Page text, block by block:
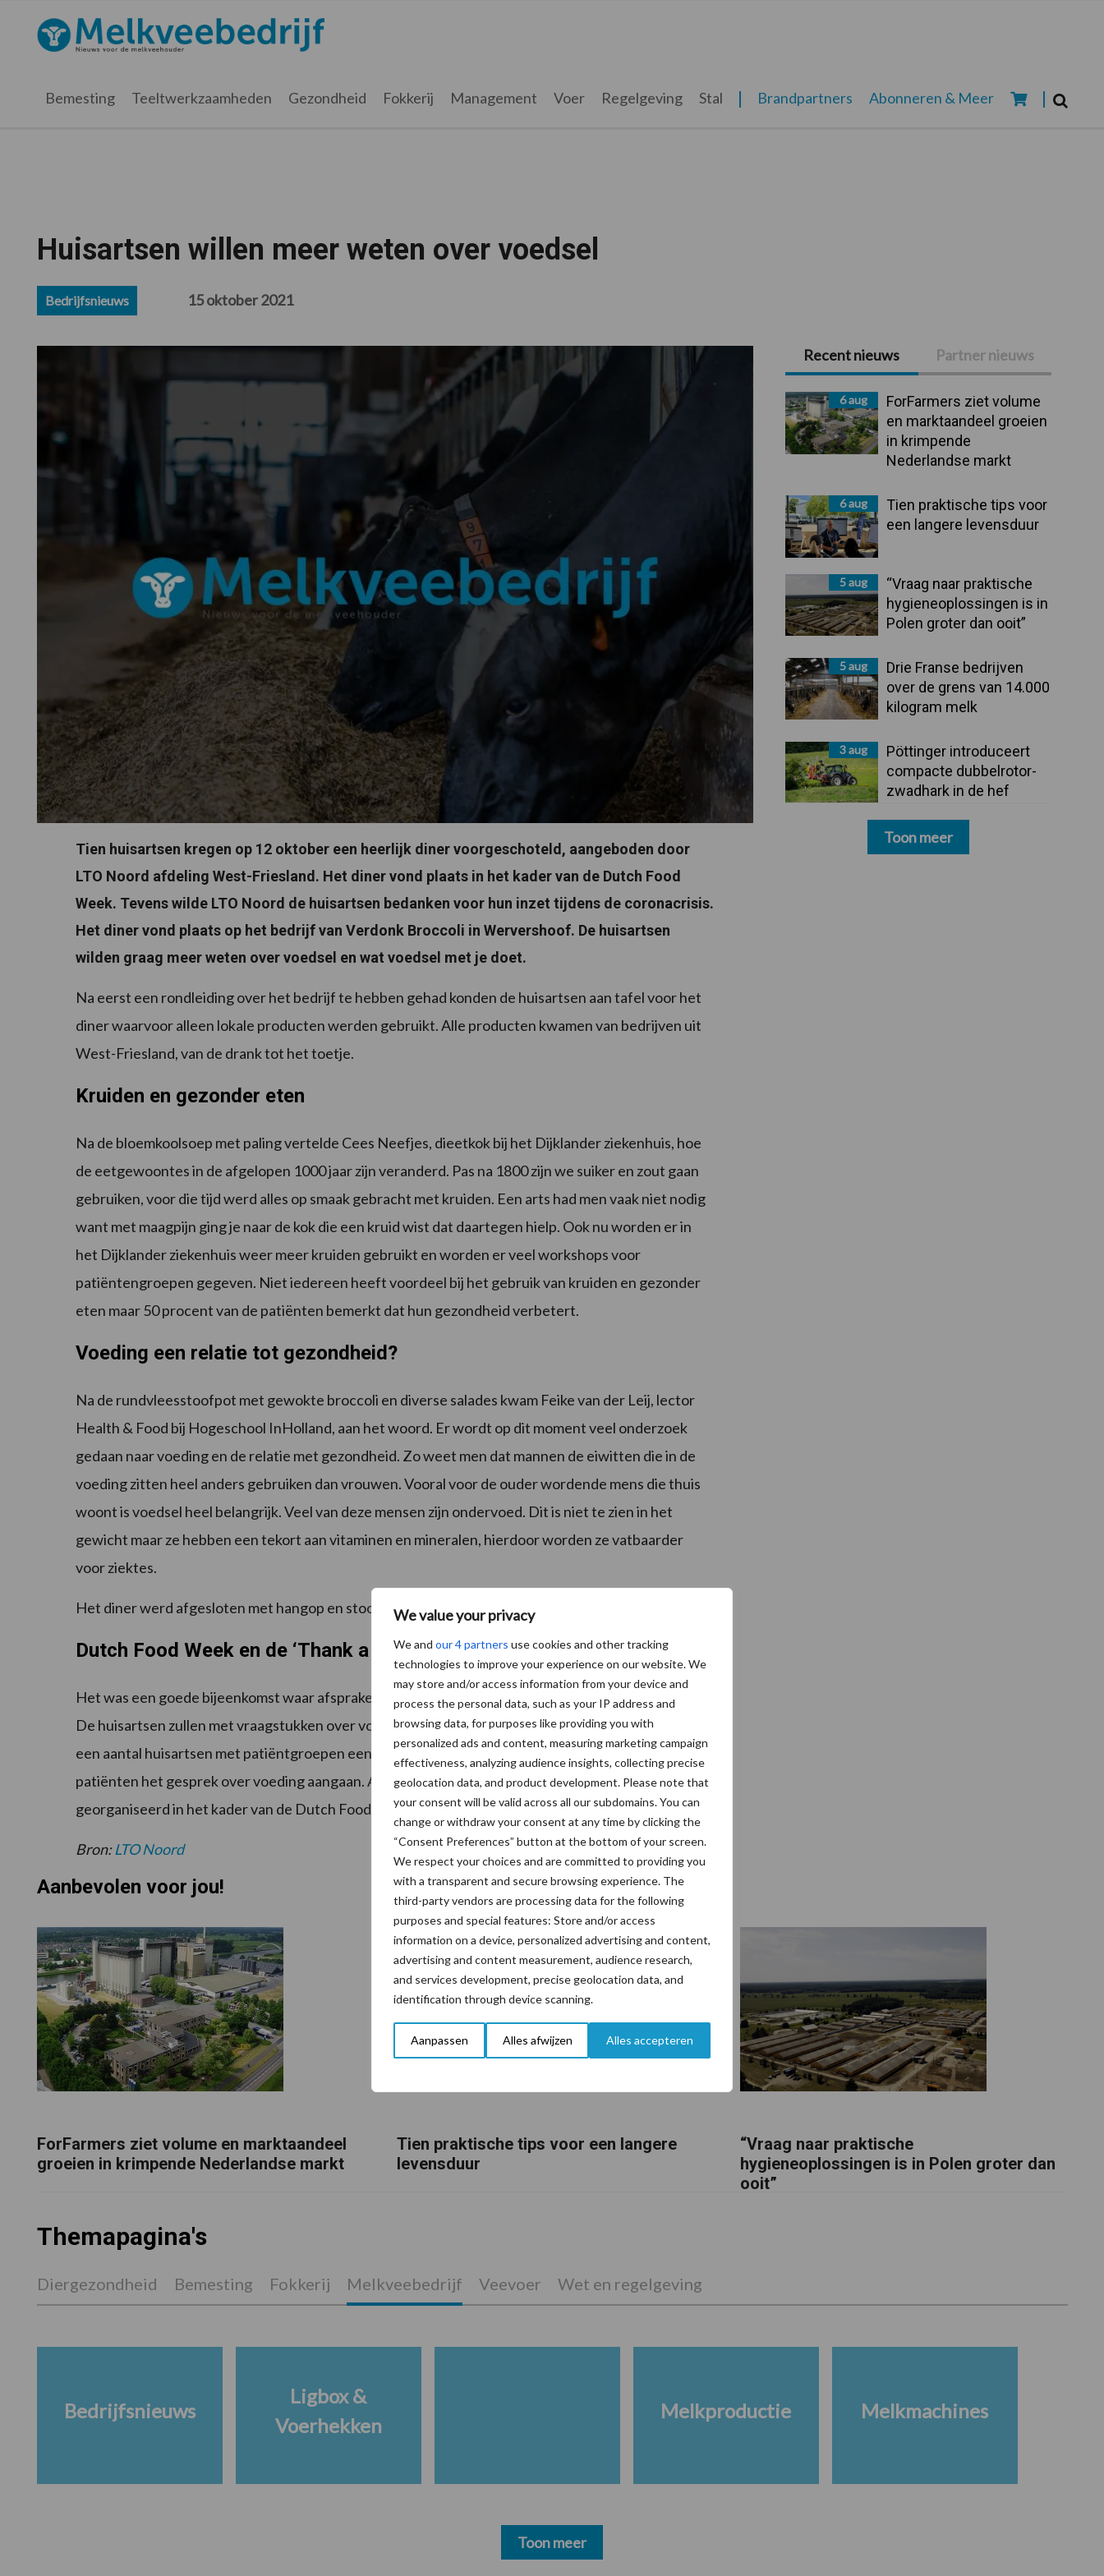
We value your privacy
We and our 4 partners use cookies and other tracking
technologies to improve your experience on our website. We
may store and/or access information from your device and
process the personal data, such as your IP address and
browsing data, for purposes like providing you with
personalized ads and content, measuring marketing campaign
effectiveness, analyzing audience insights, collecting precise
geolocation data, and product development. Please note that
your consent will be valid across all our subdomains. You can
change or withdraw your consent at any time by clicking the
“Consent Preferences” button at the bottom of your screen.
We respect your choices and are committed to providing you
with a transparent and secure browsing experience. The
third-party vendors are processing data for the following
purposes and special features: Store and/or access
information on a device, personalized advertising and content,
advertising and content measurement, audience research,
and services development, precise geolocation data, and
identification through device scanning.
Aanpassen Alles afwijzen Alles accepteren
hoofdnavigatie
hoofd
eerste
voettekst
Melkveebedrijf.nl
Bemesting Teeltwerkzaamheden Gezondheid Fokkerij Management Voer Regelgeving Stal Brandpartners Abonneren & Meer
Huisartsen willen meer weten over voedsel
Bedrijfsnieuws 15 oktober 2021
Tien huisartsen kregen op 12 oktober een heerlijk diner voorgeschoteld, aangeboden door
LTO Noord afdeling West-Friesland. Het diner vond plaats in het kader van de Dutch Food
Week. Tevens wilde LTO Noord de huisartsen bedanken voor hun inzet tijdens de coronacrisis.
Het diner vond plaats op het bedrijf van Verdonk Broccoli in Wervershoof. De huisartsen
wilden graag meer weten over voedsel en wat voedsel met je doet.
Na eerst een rondleiding over het bedrijf te hebben gehad konden de huisartsen aan tafel voor het
diner waarvoor alleen lokale producten werden gebruikt. Alle producten kwamen van bedrijven uit
West-Friesland, van de drank tot het toetje.
Kruiden en gezonder eten
Na de bloemkoolsoep met paling vertelde Cees Neefjes, dieetkok bij het Dijklander ziekenhuis, hoe
de eetgewoontes in de afgelopen 1000 jaar zijn veranderd. Pas na 1800 zijn we suiker en zout gaan
gebruiken, voor die tijd werd alles op smaak gebracht met kruiden. Een arts had men vaak niet nodig
want met maagpijn ging je naar de kok die een kruid wist dat daartegen hielp. Ook nu worden er in
het Dijklander ziekenhuis weer meer kruiden gebruikt en worden er veel workshops voor
patiëntengroepen gegeven. Niet iedereen heeft voordeel bij het gebruik van kruiden en gezonder
eten maar 50 procent van de patiënten bemerkt dat hun gezondheid verbetert.
Voeding een relatie tot gezondheid?
Na de rundvleesstoofpot met gewokte broccoli en diverse salades kwam Feike van der Leij, lector
Health & Food bij Hogeschool InHolland, aan het woord. Er wordt op dit moment veel onderzoek
gedaan naar voeding en de relatie met gezondheid. Zo weet men dat mannen de eiwitten die in de
voeding zitten heel anders gebruiken dan vrouwen. Vooral voor de ouder wordende mens die thuis
woont is voedsel heel belangrijk. Veel van deze mensen zijn ondervoed. Dit is niet te zien in het
gewicht maar ze hebben een tekort aan vitaminen en mineralen, hierdoor worden ze vatbaarder
voor ziektes.
Het diner werd afgesloten met hangop en stoofpeer.
Dutch Food Week en de ‘Thank a Farmer Day’
Het was een goede bijeenkomst waar afspraken zijn gemaakt tussen LTO Noord en de huisartsen.
De huisartsen zullen met vraagstukken over voeding contact zoeken met LTO Noord. Ook wilden
een aantal huisartsen met patiëntgroepen een agrarisch bedrijf bezoeken en daar samen met de
patiënten het gesprek over voeding aangaan. Al met al was het een heel geslaagd diner dat werd
georganiseerd in het kader van de Dutch Food Week en de ‘Thank a Farmer Day’.
Bron:LTO Noord
Primaire
Sidebar
Recent nieuws Partner nieuws
6 aug
ForFarmers ziet volume
en marktaandeel groeien
in krimpende
Nederlandse markt
6 aug
Tien praktische tips voor
een langere levensduur
5 aug
“Vraag naar praktische
hygieneoplossingen is in
Polen groter dan ooit”
5 aug
Drie Franse bedrijven
over de grens van 14.000
kilogram melk
3 aug
Pöttinger introduceert
compacte dubbelrotor-
zwadhark in de hef
Toon meer
Aanbevolen voor jou!
ForFarmers ziet volume en marktaandeel
groeien in krimpende Nederlandse markt
Tien praktische tips voor een langere
levensduur
“Vraag naar praktische
hygieneoplossingen is in Polen groter dan
ooit”
Themapagina's
Diergezondheid Bemesting Fokkerij Melkveebedrijf Veevoer Wet en regelgeving
Bedrijfsnieuws
Ligbox &
Voerhekken
Melkproductie Melkmachines
Toon meer